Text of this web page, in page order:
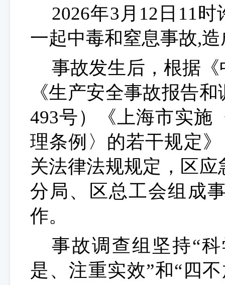
2026年3月12日11
一起中毒和窒息事故,造
事故发生后，根据
《生产安全事故报告
493号）《上海市实施
理条例〉的若干规定
关法律法规规定，区
分局、区总工会组成
作。
事故调查组坚持“
是、注重实效”和“四